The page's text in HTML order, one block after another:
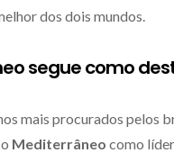
dos dois mundos.
segue como
mais procurados pelos
Mediterrâneo como